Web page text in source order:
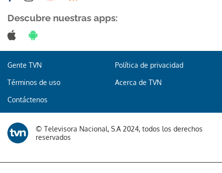
Descubre nuestras apps:
Gente TVN Política de privacidad
Términos de uso Acerca de TVN
Contáctenos
© Televisora Nacional, S.A 2024, todos los derechos
reservados